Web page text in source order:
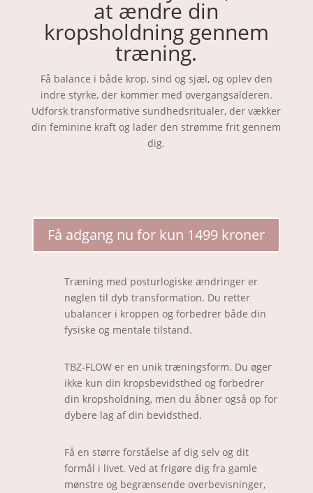
at ændre din
kropsholdning gennem
træning.
Få balance i både krop, sind og sjæl, og oplev den
indre styrke, der kommer med overgangsalderen.
Udforsk transformative sundhedsritualer, der vækker
din feminine kraft og lader den strømme frit gennem
dig.
Få adgang nu for kun 1499 kroner
Træning med posturlogiske ændringer er
nøglen til dyb transformation. Du retter
ubalancer i kroppen og forbedrer både din
fysiske og mentale tilstand.
TBZ-FLOW er en unik træningsform. Du øger
ikke kun din kropsbevidsthed og forbedrer
din kropsholdning, men du åbner også op for
dybere lag af din bevidsthed.
Få en større forståelse af dig selv og dit
formål i livet. Ved at frigøre dig fra gamle
mønstre og begrænsende overbevisninger,